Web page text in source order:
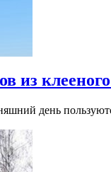
из
день